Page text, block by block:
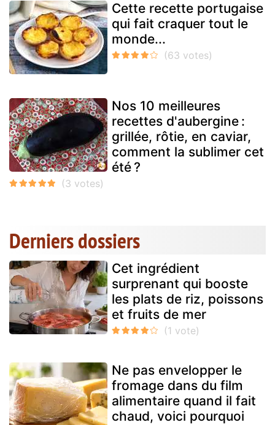
Cette recette portugaise
qui fait craquer tout le
monde...
Nos 10 meilleures
recettes d'aubergine :
grillée, rôtie, en caviar,
comment la sublimer cet
été ?
Derniers dossiers
Cet ingrédient
surprenant qui booste
les plats de riz, poissons
et fruits de mer
Ne pas envelopper le
fromage dans du film
alimentaire quand il fait
chaud, voici pourquoi